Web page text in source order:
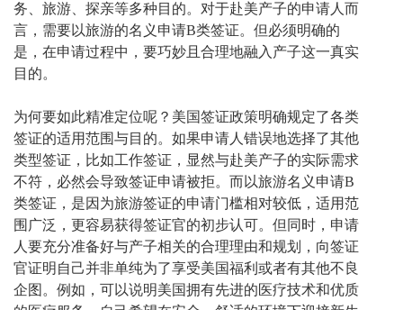
务、旅游、探亲等多种目的。对于赴美产子的申请人而
言，需要以旅游的名义申请B类签证。但必须明确的
是，在申请过程中，要巧妙且合理地融入产子这一真实
目的。
为何要如此精准定位呢？美国签证政策明确规定了各类
签证的适用范围与目的。如果申请人错误地选择了其他
类型签证，比如工作签证，显然与赴美产子的实际需求
不符，必然会导致签证申请被拒。而以旅游名义申请B
类签证，是因为旅游签证的申请门槛相对较低，适用范
围广泛，更容易获得签证官的初步认可。但同时，申请
人要充分准备好与产子相关的合理理由和规划，向签证
官证明自己并非单纯为了享受美国福利或者有其他不良
企图。例如，可以说明美国拥有先进的医疗技术和优质